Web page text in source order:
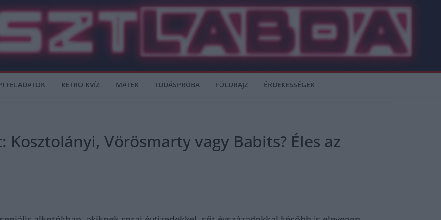
FELADATOK RETRO KVÍZ MATEK TUDÁSPRÓBA FÖLDRAJZ ÉRDEKESSÉGEK
Vörösmarty vagy Babits? Éles az